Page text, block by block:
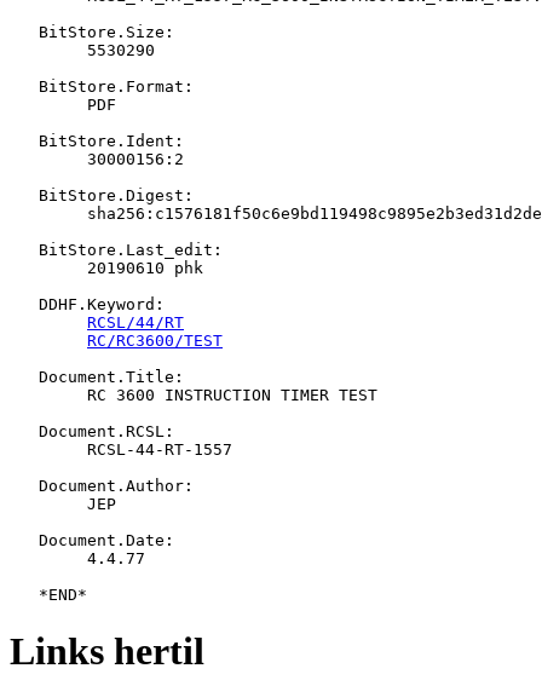
   BitStore.Size:
   BitStore.Format:
   BitStore.Ident:
   BitStore.Digest:
   BitStore.Last_edit:
   DDHF.Keyword:
RCSL/44/RT
RC/RC3600/TEST
   Document.Title:
   Document.RCSL:
   Document.Author:
   Document.Date:
Links hertil